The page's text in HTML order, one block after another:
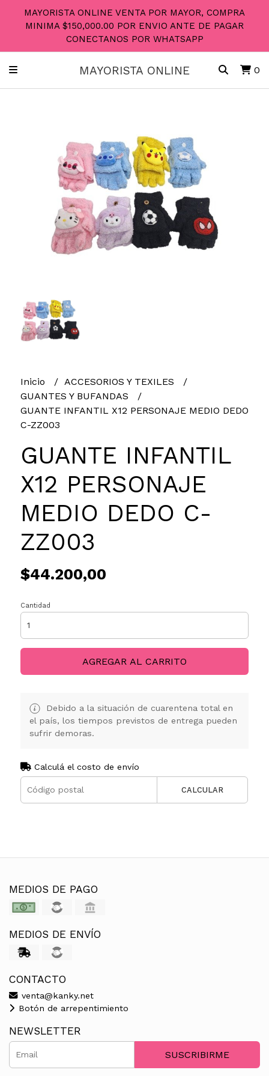
MAYORISTA ONLINE VENTA POR MAYOR, COMPRA
MINIMA $150,000.00 POR ENVIO ANTE DE PAGAR
CONECTANOS POR WHATSAPP
MAYORISTA ONLINE 0
Inicio
ACCESORIOS Y TEXILES
GUANTES Y BUFANDAS
GUANTE INFANTIL X12 PERSONAJE MEDIO DEDO
C-ZZ003
GUANTE INFANTIL
X12 PERSONAJE
MEDIO DEDO C-
ZZ003
$44.200,00
Cantidad
AGREGAR AL CARRITO
Debido a la situación de cuarentena total en
el país, los tiempos previstos de entrega pueden
sufrir demoras.
Calculá el costo de envío
CALCULAR
MEDIOS DE PAGO
MEDIOS DE ENVÍO
CONTACTO
venta@kanky.net
Botón de arrepentimiento
NEWSLETTER
SUSCRIBIRME